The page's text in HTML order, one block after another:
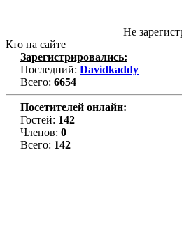
Не
Кто на сайте
Зарегистрировались:
Последний: Davidkaddy
Всего: 6654
Посетителей онлайн:
Гостей: 142
Членов: 0
Всего: 142